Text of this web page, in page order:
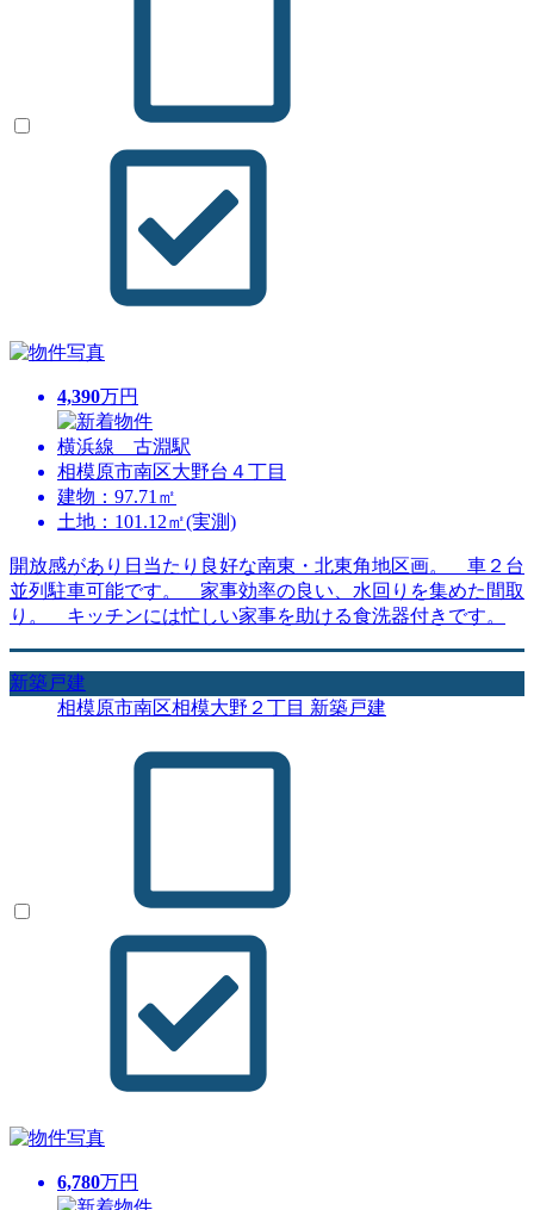
4,390万円
横浜線 古淵駅
相模原市南区大野台４丁目
建物：97.71㎡
土地：101.12㎡(実測)
開放感があり日当たり良好な南東・北東角地区画。 車２台
並列駐車可能です。 家事効率の良い、水回りを集めた間取
り。 キッチンには忙しい家事を助ける食洗器付きです。
新築戸建
相模原市南区相模大野２丁目 新築戸建
6,780万円